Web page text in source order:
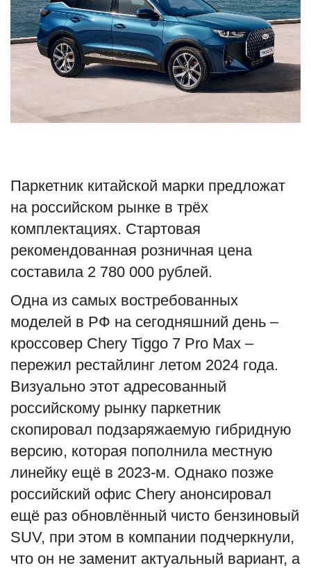
Туризм
Недвижимость
Шоу-бизнес
В мире
Россия
Язык
Паркетник китайской марки предложат
на российском рынке в трёх
комплектациях. Стартовая
рекомендованная розничная цена
составила 2 780 000 рублей.
Одна из самых востребованных
моделей в РФ на сегодняшний день –
кроссовер Chery Tiggo 7 Pro Max –
пережил рестайлинг летом 2024 года.
Визуально этот адресованный
российскому рынку паркетник
скопировал подзаряжаемую гибридную
версию, которая пополнила местную
линейку ещё в 2023-м. Однако позже
российский офис Chery анонсировал
ещё раз обновлённый чисто бензиновый
SUV, при этом в компании подчеркнули,
что он не заменит актуальный вариант, а